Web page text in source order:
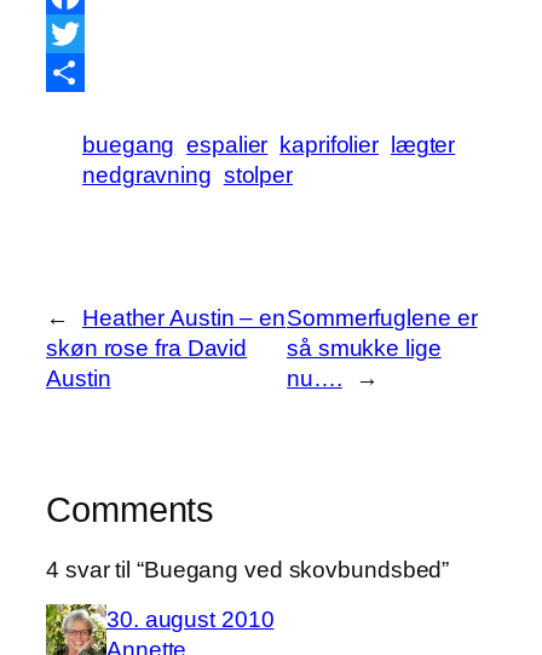
Facebook
Twitter
buegang espalier kaprifolier
lægter
nedgravning stolper
←
Heather Austin – en
skøn rose fra David
Austin
Sommerfuglene er
så smukke lige
nu….
→
Comments
4 svar til “Buegang ved skovbundsbed”
30. august 2010
Annette